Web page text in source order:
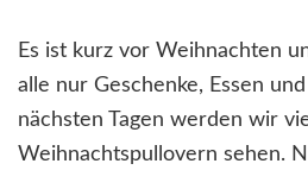
Es ist kurz vor Weihnachten
alle nur Geschenke, Essen
nächsten Tagen werden wir
Weihnachtspullovern sehen.